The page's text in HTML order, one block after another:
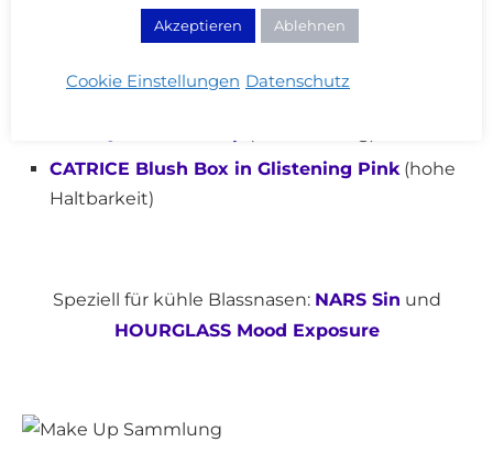
Schwester)
CATRICE Blush Box in Glistening Pink(hohe
Haltbarkeit)
Speziell für kühle Blassnasen: NARS Sin und
HOURGLASS Mood Exposure
Akzeptieren Ablehnen
Cookie Einstellungen Datenschutz